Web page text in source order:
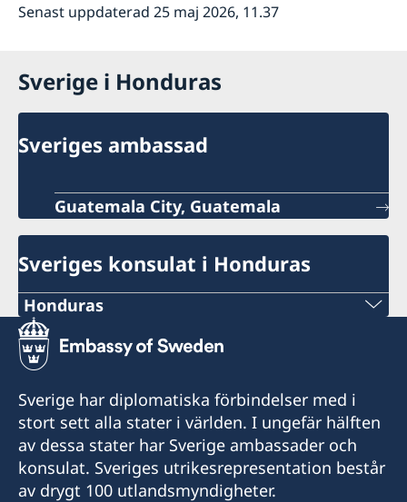
Senast uppdaterad 25 maj 2026, 11.37
Sverige i Honduras
Sveriges ambassad
Guatemala City, Guatemala
Sveriges konsulat i Honduras
Honduras
Telefon:
+504 22253898
E-post:
consuladodesuecia.tegucigalpa@gmail.com
Consulado Honorario de Suecia
Sverige har diplomatiska förbindelser med i
stort sett alla stater i världen. I ungefär hälften
av dessa stater har Sverige ambassader och
konsulat. Sveriges utrikesrepresentation består
av drygt 100 utlandsmyndigheter.